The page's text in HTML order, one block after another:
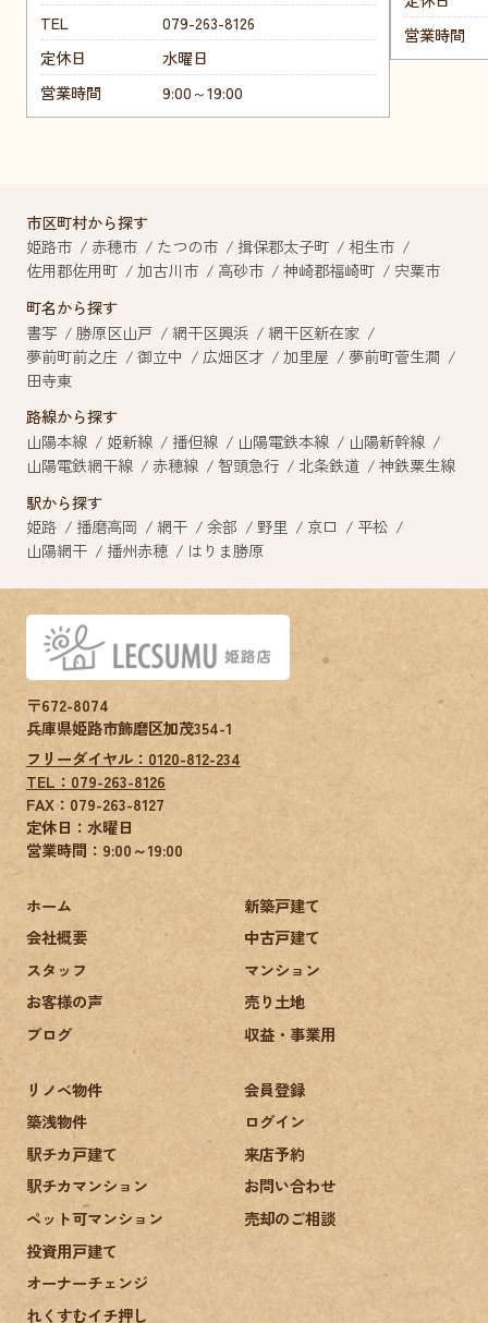
TEL
079-263-8126
定休日
水曜日
営業時間
9:00～19:00
営業時間
市区町村から探す
姫路市
赤穂市 たつの市 揖保郡太子町
相生市
佐用郡佐用町
加古川市 高砂市 神崎郡福崎町
宍粟市
町名から探す
書写
勝原区山戸 網干区興浜
網干区新在家
夢前町前之庄
御立中 広畑区才 加里屋
夢前町菅生澗
田寺東
路線から探す
山陽本線
姫新線 播但線 山陽電鉄本線
山陽新幹線
山陽電鉄網干線
赤穂線 智頭急行 北条鉄道
神鉄粟生線
駅から探す
姫路
播磨高岡 網干 余部 野里 京口
平松
山陽網干
播州赤穂 はりま勝原
〒672-8074
兵庫県姫路市飾磨区加茂354-1
フリーダイヤル：0120-812-234
TEL：079-263-8126
FAX： 079-263-8127
定休日：水曜日
営業時間：9:00～19:00
ホーム
会社概要
スタッフ
お客様の声
ブログ
新築戸建て
中古戸建て
マンション
売り土地
収益・事業用
リノベ物件
築浅物件
駅チカ戸建て
駅チカマンション
ペット可マンション
投資用戸建て
オーナーチェンジ
れくすむイチ押し
会員登録
ログイン
来店予約
お問い合わせ
売却のご相談